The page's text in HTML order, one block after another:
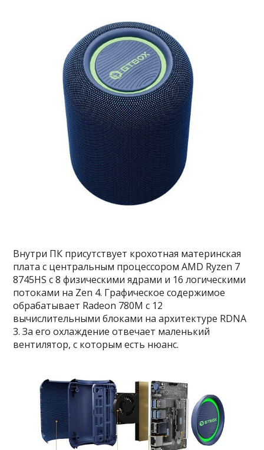
Внутри ПК присутствует крохотная материнская
плата с центральным процессором AMD Ryzen 7
8745HS с 8 физическими ядрами и 16 логическими
потоками на Zen 4. Графическое содержимое
обрабатывает Radeon 780M с 12
вычислительными блоками на архитектуре RDNA
3. За его охлаждение отвечает маленький
вентилятор, с которым есть нюанс.